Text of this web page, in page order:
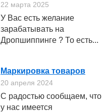
22 марта 2025
У Вас есть желание
зарабатывать на
Дропшиппинге ? То есть...
Маркировка товаров
20 апреля 2024
С радостью сообщаем, что
у нас имеется